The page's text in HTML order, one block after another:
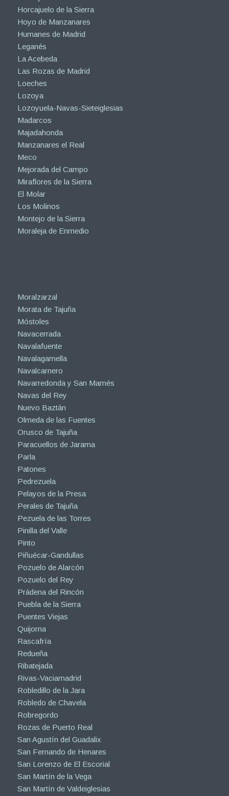
Horcajuelo de la Sierra
Hoyo de Manzanares
Humanes de Madrid
Leganés
La Acebeda
Las Rozas de Madrid
Loeches
Lozoya
Lozoyuela-Navas-Sieteiglesias
Madarcos
Majadahonda
Manzanares el Real
Meco
Mejorada del Campo
Miraflores de la Sierra
El Molar
Los Molinos
Montejo de la Sierra
Moraleja de Enmedio
Moralzarzal
Morata de Tajuña
Móstoles
Navacerrada
Navalafuente
Navalagamella
Navalcarnero
Navarredonda y San Mamés
Navas del Rey
Nuevo Baztán
Olmeda de las Fuentes
Orusco de Tajuña
Paracuellos de Jarama
Parla
Patones
Pedrezuela
Pelayos de la Presa
Perales de Tajuña
Pezuela de las Torres
Pinilla del Valle
Pinto
Piñuécar-Gandullas
Pozuelo de Alarcón
Pozuelo del Rey
Prádena del Rincón
Puebla de la Sierra
Puentes Viejas
Quijorna
Rascafría
Redueña
Ribatejada
Rivas-Vaciamadrid
Robledillo de la Jara
Robledo de Chavela
Robregordo
Rozas de Puerto Real
San Agustín del Guadalix
San Fernando de Henares
San Lorenzo de El Escorial
San Martín de la Vega
San Martín de Valdeiglesias